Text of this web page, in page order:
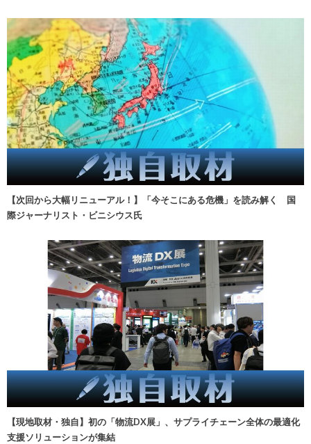
【次回から大幅リニューアル！】「今そこにある危機」を読み解く 国
際ジャーナリスト・ビニシウス氏
【現地取材・独自】初の「物流DX展」、サプライチェーン全体の最適化
支援ソリューションが集結